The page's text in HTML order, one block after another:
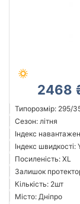
2468
Типорозмір: 295/
Сезон: літня
Індекс
Індекс швидкості:
Посиленість: XL
Залишок
Кількість: 2шт
Місто: Дніпро